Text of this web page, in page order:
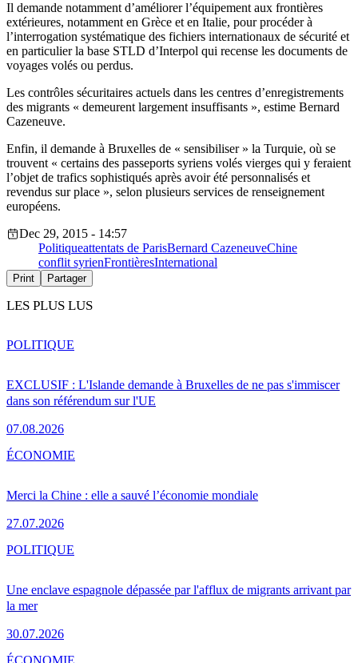
Il demande notamment d’améliorer l’équipement aux frontières
extérieures, notamment en Grèce et en Italie, pour procéder à
l’interrogation systématique des fichiers internationaux de sécurité et
en particulier la base STLD d’Interpol qui recense les documents de
voyages volés ou perdus.
Les contrôles sécuritaires actuels dans les centres d’enregistrements
des migrants « demeurent largement insuffisants », estime Bernard
Cazeneuve.
Enfin, il demande à Bruxelles de « sensibiliser » la Turquie, où se
trouvent « certains des passeports syriens volés vierges qui y feraient
l’objet de trafics sophistiqués après avoir été personnalisés et
revendus sur place », selon plusieurs services de renseignement
européens.
Dec 29, 2015 - 14:57
Politiqueattentats de ParisBernard CazeneuveChine
conflit syrienFrontièresInternational
Print Partager
LES PLUS LUS
EXCLUSIF : L'Islande demande à Bruxelles de ne pas s'immiscer
dans son référendum sur l'UE
07.08.2026
POLITIQUE
Merci la Chine : elle a sauvé l’économie mondiale
27.07.2026
ÉCONOMIE
Une enclave espagnole dépassée par l'afflux de migrants arrivant par
la mer
30.07.2026
POLITIQUE
ÉCONOMIE